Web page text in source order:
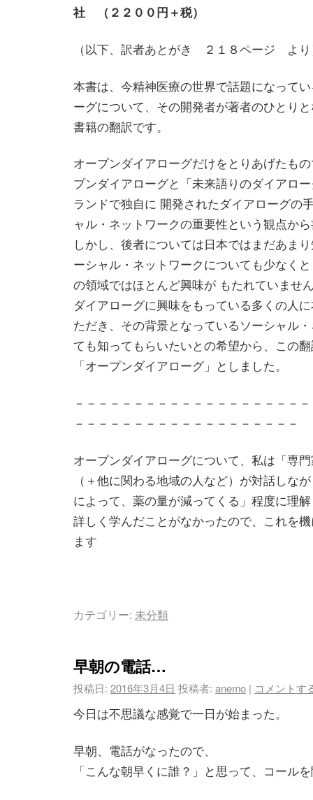
社 （２２００円＋税）
（以下、訳者あとがき ２１８ページ より
本書は、今精神医療の世界で話題になって
ーグについて、その開発者が著者のひとり
書籍の翻訳です。
オープンダイアローグだけをとりあげたも
プンダイアローグと「未来語りのダイアロ
ランドで独自に 開発されたダイアローグの
ャル・ネットワークの重要性という観点か
しかし、後者については日本ではまだあま
ーシャル・ネットワークについても少なく
の領域ではほとんど興味が もたれていませ
ダイアローグに興味をもっている多くの人
ただき、その背景となっているソーシャル
ても知ってもらいたいとの希望から、この
「オープンダイアローグ」としました。
－－－－－－－－－－－－－－－－－－－
－－－－－－－－－－－－－－－－－－－
オープンダイアローグについて、私は「専
（＋他に関わる地域の人など）が対話しな
によって、薬の量が減ってくる」程度に理
詳しく学んだことがなかったので、これを
ます
カテゴリー: 未分類
早朝の電話…
投稿日: 2016年3月4日 投稿者: anemo | コメントす
今日は不思議な感覚で一日が始まった。
早朝、電話がなったので、
「こんな朝早くに誰？」と思って、コール